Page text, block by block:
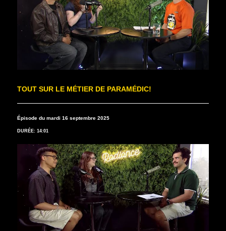
TOUT SUR LE MÉTIER DE PARAMÉDIC!
Épisode du mardi 16 septembre 2025
DURÉE: 14:01